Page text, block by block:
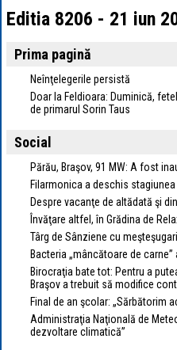
Editia 8206 - 21 iun
Prima pagină
Neînţelegerile persistă
Doar la Feldioara: Duminică,
de primarul Sorin Taus
Social
Părău, Braşov, 91 MW: A fost
Filarmonica a deschis
Despre vacanţe de altădată şi
Învăţare altfel, în Grădina de
Târg de Sânziene cu
Bacteria „mâncătoare de carne”
Birocraţia bate tot: Pentru a
Braşov a trebuit să modifice
Final de an şcolar: „Sărbătorim
Administraţia Naţională de
dezvoltare climatică”